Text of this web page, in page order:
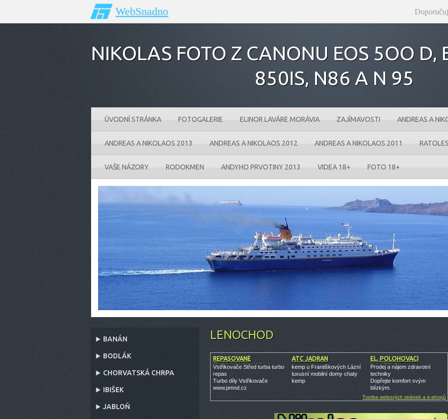
WebSnadno
NIKOLAS FOTO Z CANONU EOS 5OO D‚
850IS‚ N86 A N 95
ÚVODNÍ STRÁNKA FOTOGALERIE ELINOR LAVÁRE MORÁVIA ZAJÍMAVOSTI ANDREAS A
ANDREAS A NIKOLAOS 2013 ANDREAS A NIKOLAOS 2012 ANDREAS A NIKOLAOS 2011
VAŠE NÁZORY RODOKMEN ANDYHO PRVOTINY 2013 VIDEA 18+ FOTO 18+
LENOCHOD
REPASOVANÉ
TURBODMYCHADLO
Vstřikovače Střed turba turbo
repas
Turbo díly Vstřikovače
www.pmnd.cz
ATC JADRAN
kemp u Františkových Lázní
luxusní mobilní domy chaty
kemp
EL. POLOHOVACÍ
POSTELE
Prodej a nájem zdravotní
techniky
Dopřejte komfort svým
blízkým.
Tvorba webových stránek a e-shopů
BANÁN
BODLÁK
CHORVATSKÁ CHRPA
IBIŠEK
JABLOŇ